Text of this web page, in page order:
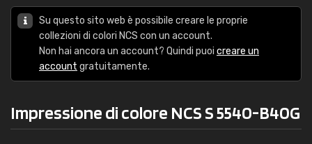
Su questo sito web è possibile creare le proprie
collezioni di colori NCS con un account.
Non hai ancora un account? Quindi puoi creare un
account gratuitamente.
Impressione di colore NCS S 5540-B40G